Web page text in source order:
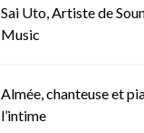
Sai Uto, Artiste de
Music
Almée, chanteuse et
l’intime